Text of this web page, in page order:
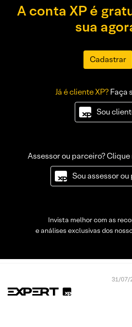
A conta XP é
sua
Cadastrar
Já é cliente XP?Faça
Sou
Assessor ou parceiro?
Sou assessor
Invista melhor com as
e análises exclusivas dos
31/07/